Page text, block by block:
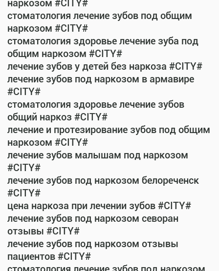
наркозом #CITY#
стоматология лечение зубов под общим
наркозом #CITY#
стоматология здоровье лечение зуба под
общим наркозом #CITY#
лечение зубов у детей без наркоза #CITY#
лечение зубов под наркозом в армавире
#CITY#
стоматология здоровье лечение зубов
общий наркоз #CITY#
лечение и протезирование зубов под общим
наркозом #CITY#
лечение зубов малышам под наркозом
#CITY#
лечение зубов под наркозом белореченск
#CITY#
цена наркоза при лечении зубов #CITY#
лечение зубов под наркозом севоран
отзывы #CITY#
лечение зубов под наркозом отзывы
пациентов #CITY#